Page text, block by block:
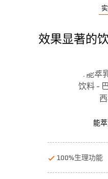
效果显著的
能
100%生理功能